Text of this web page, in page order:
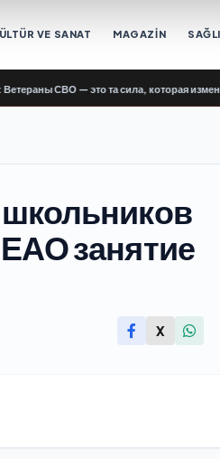
VE SANAT MAGAZİN
СВО — это та сила, которая изменит
занятие
X